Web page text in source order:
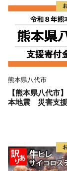
介
熊本県八代市
【熊本県八代市
本地震 災害支援